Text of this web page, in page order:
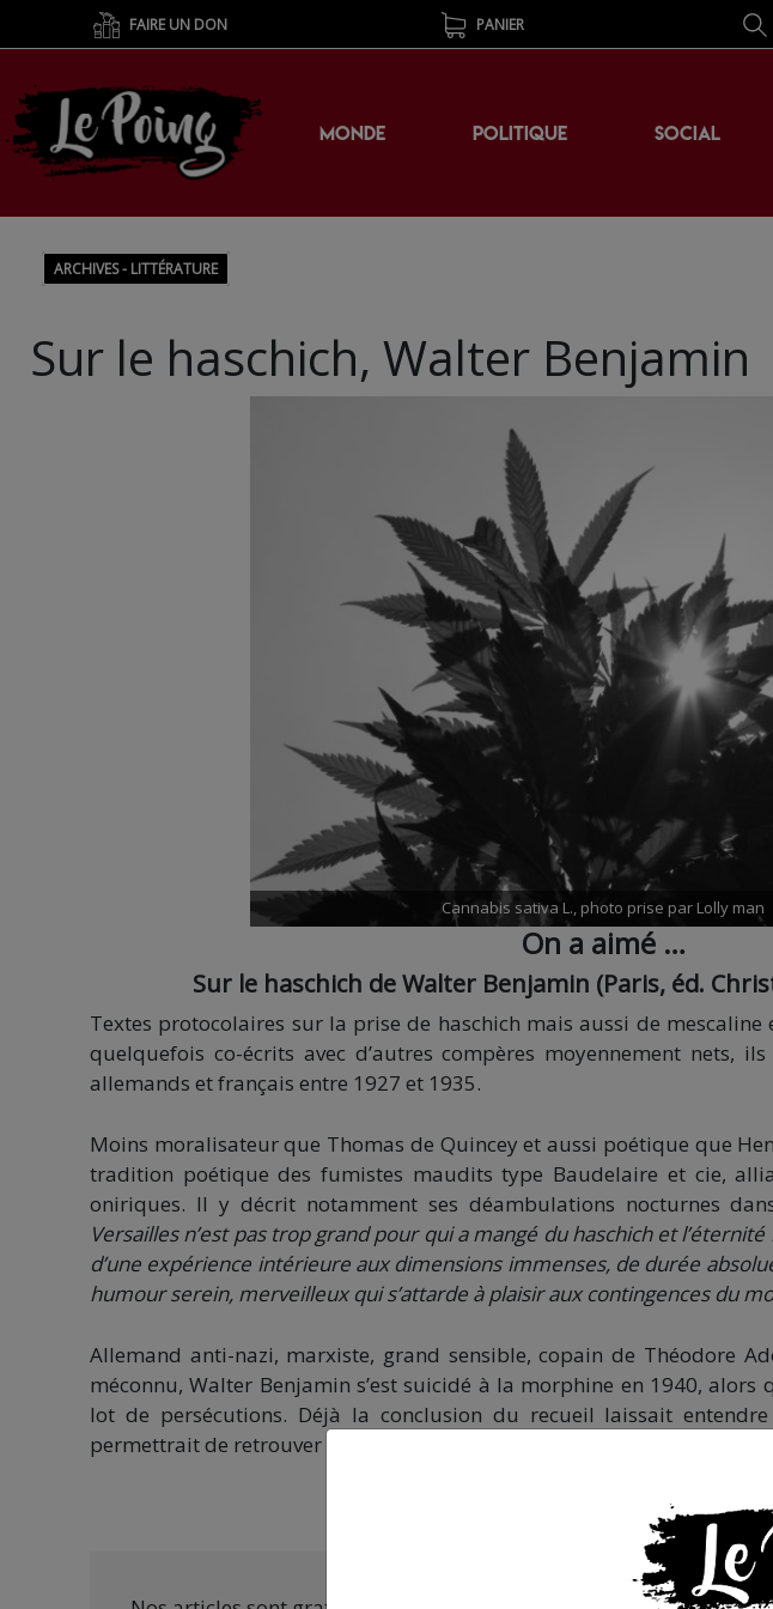
FAIRE UN DON PANIER
MONDE POLITIQUE SOCIAL
ARCHIVES - LITTÉRATURE
Sur le haschich, Walter Benjamin
Cannabis sativa L., photo prise par Lolly man
On a aimé …
Sur le haschich de Walter Benjamin (Paris, éd.
Textes protocolaires sur la prise de haschich mais aussi de
quelquefois co-écrits avec d’autres compères moyennement nets,
allemands et français entre 1927 et 1935.
Moins moralisateur que Thomas de Quincey et aussi poétique que
tradition poétique des fumistes maudits type Baudelaire et cie,
oniriques. Il y décrit notamment ses déambulations nocturnes
Versailles n’est pas trop grand pour qui a mangé du haschich et
d’une expérience intérieure aux dimensions immenses, de durée
humour serein, merveilleux qui s’attarde à plaisir aux contingences du
Allemand anti-nazi, marxiste, grand sensible, copain de Théodore
méconnu, Walter Benjamin s’est suicidé à la morphine en 1940,
lot de persécutions. Déjà la conclusion du recueil laissait
permettrait de retrouver une liberté absolue : « L’état de mort est